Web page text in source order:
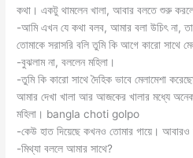
কথা। একটু থামলেন খালা, আবার বলতে শুরু
-আমি এখন যে কথা বলব, আমার বলা উচিৎ না,
তোমাকে সরাসরি বলি তুমি কি আগে কারো সাথে
-বুঝলাম না, বললেন মহিলা।
-তুমি কি কারো সাথে দৈহিক ভাবে মেলামেশা
আমার দেখা খালা আর আজকের খালার মধ্যে
মহিলা। bangla choti golpo
-কেউ হাত দিয়েছে কখনও তোমার গায়ে। আবারও
-মিথ্যা বললে আমার সাথে?